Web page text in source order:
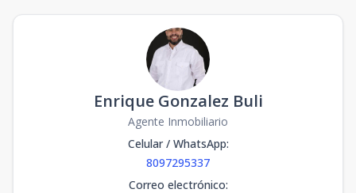
Enrique Gonzalez Buli
Agente Inmobiliario
Celular / WhatsApp:
8097295337
Correo electrónico: